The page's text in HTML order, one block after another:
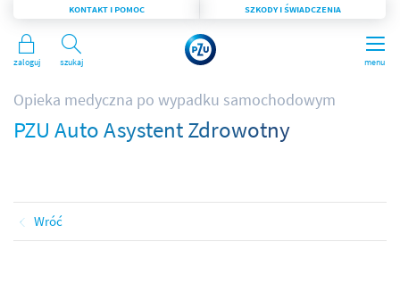
menu
Szukaj
KONTAKT I POMOC SZKODY I ŚWIADCZENIA
Zaloguj
Opieka medyczna po wypadku samochodowym
PZU Auto Asystent Zdrowotny
Wróć